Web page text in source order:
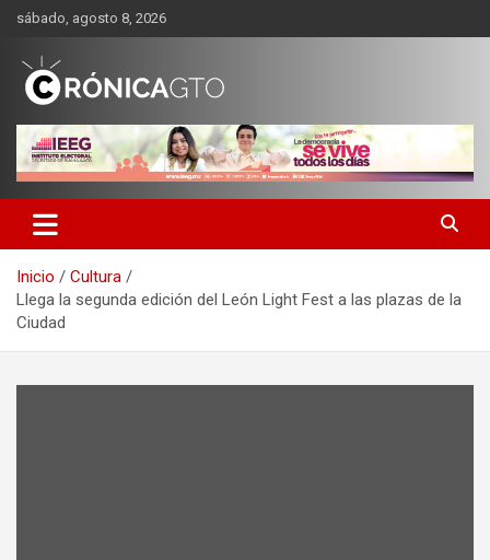
Saltar
contenido
sábado, agosto 8, 2026
CRONICA GUANAJUATO
Inicio
Cultura
Llega la segunda edición del León Light Fest a las plazas de la
Ciudad